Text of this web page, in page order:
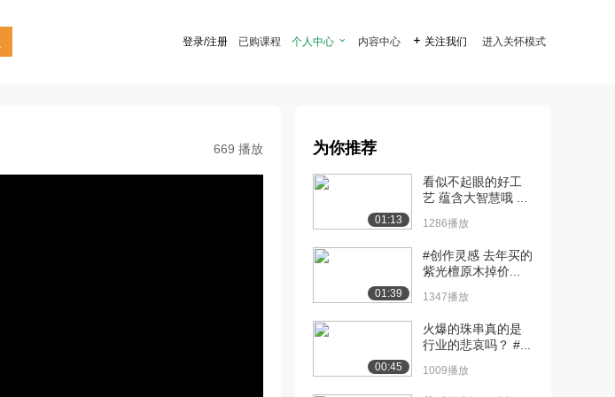
登录/注册 已购课程 个人中心  内容中心  关注我们 进入关怀模式
669 播放 为你推荐
01:13
看似不起眼的好工
艺 蕴含大智慧哦 ...
1286播放
01:39
#创作灵感 去年买的
紫光檀原木掉价...
1347播放
00:45
火爆的珠串真的是
行业的悲哀吗？ #...
1009播放